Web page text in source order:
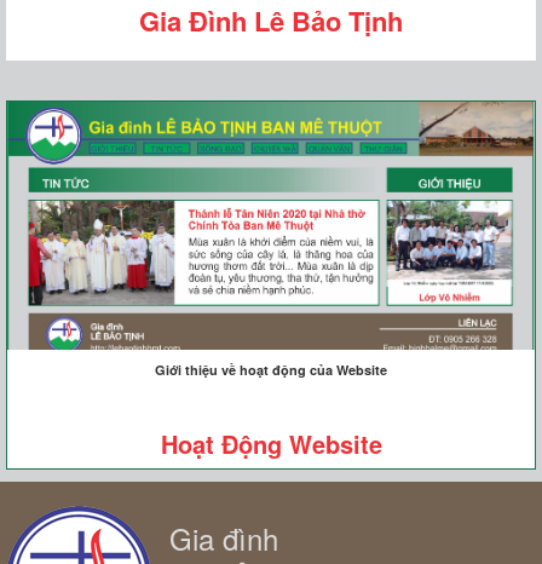
Gia Đình Lê Bảo Tịnh
Giới thiệu về hoạt động của Website
Hoạt Động Website
Gia đình